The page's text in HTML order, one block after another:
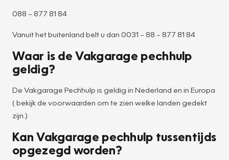
088 – 877 81 84
Vanuit het buitenland belt u dan 0031 – 88 – 877 81 84
Waar is de Vakgarage pechhulp
geldig?
De Vakgarage Pechhulp is geldig in Nederland en in Europa
( bekijk de voorwaarden om te zien welke landen gedekt
zijn.)
Kan Vakgarage pechhulp tussentijds
opgezegd worden?